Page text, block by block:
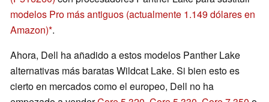
modelos Pro más antiguos (actualmente 1.149 dólares en
Amazon) .
Ahora, Dell ha añadido a estos modelos Panther Lake
alternativas más baratas Wildcat Lake. Si bien esto es
cierto en mercados como el europeo, Dell no ha